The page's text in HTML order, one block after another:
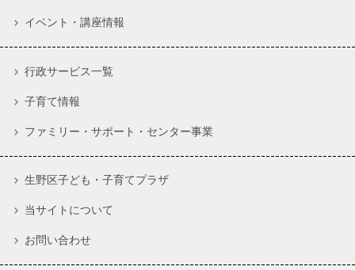
イベント・講座情報
行政サービス一覧
子育て情報
ファミリー・サポート・センター事業
生野区子ども・子育てプラザ
当サイトについて
お問い合わせ